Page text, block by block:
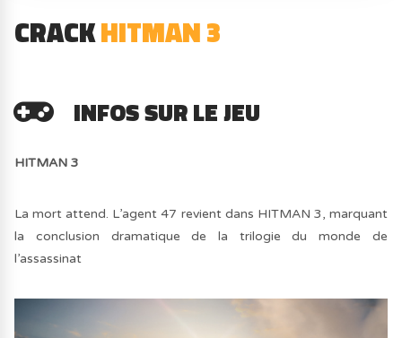
CRACKHITMAN 3
INFOS SUR LE JEU
HITMAN 3
La mort attend. L’agent 47 revient dans HITMAN 3, marquant
la conclusion dramatique de la trilogie du monde de
l’assassinat